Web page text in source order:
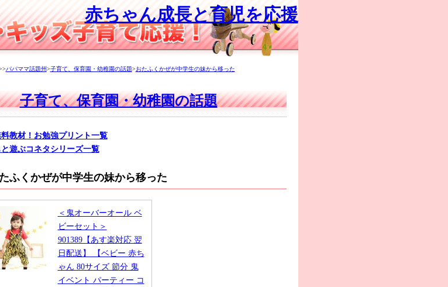
赤ちゃん成長と育児を応援
パパママ話題州>子育て、保育園・幼稚園の話題>おたふくかぜが中学生の妹から移った
子育て、保育園・幼稚園の話題
教材！お勉強プリント一覧
遊ぶコネタシリーズ一覧
ふくかぜが中学生の妹から移った
＜鬼オーバーオール ベ
ビーセット＞
901389【あす楽対応 翌
日配送】 【ベビー 赤ち
ゃん 80サイズ 節分 鬼
イベント パーティー コ